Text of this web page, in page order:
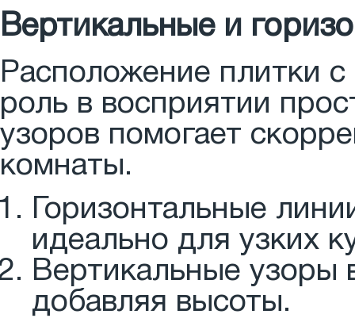
Вертикальные и
Расположение плитки
роль в восприятии
узоров помогает
комнаты.
Горизонтальные
идеально для узких
Вертикальные узоры
добавляя высоты.